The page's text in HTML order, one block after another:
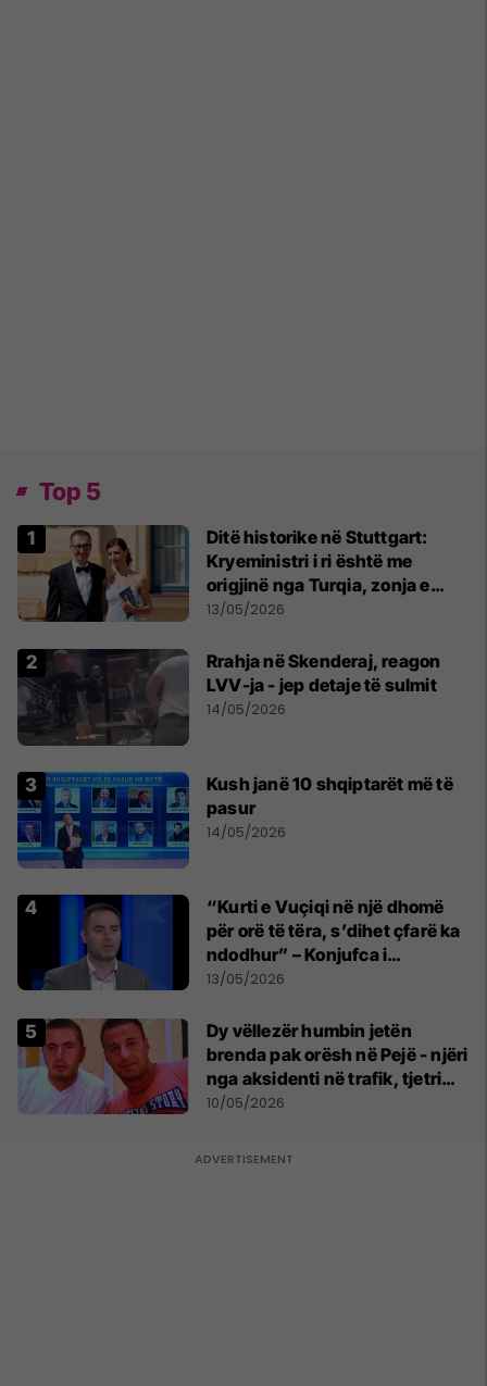
Top 5
Ditë historike në Stuttgart:
Kryeministri i ri është me
origjinë nga Turqia, zonja e
parë një shqiptare nga
13/05/2026
Rrahja në Skenderaj, reagon
LVV-ja - jep detaje të sulmit
14/05/2026
Kush janë 10 shqiptarët më të
pasur
14/05/2026
“Kurti e Vuçiqi në një dhomë
për orë të tëra, s’dihet çfarë ka
ndodhur” – Konjufca i
përgjigjet Osmanit
13/05/2026
Dy vëllezër humbin jetën
brenda pak orësh në Pejë - njëri
nga aksidenti në trafik, tjetri
nga sëmundja
10/05/2026